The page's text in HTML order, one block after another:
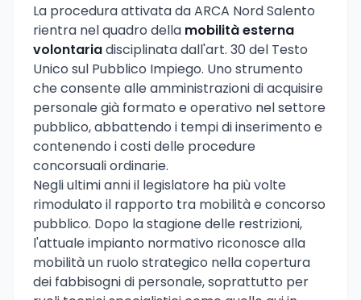
La procedura attivata da ARCA Nord Salento
rientra nel quadro della mobilità esterna
volontariadisciplinata dall'art. 30 del Testo
Unico sul Pubblico Impiego. Uno strumento
che consente alle amministrazioni di acquisire
personale già formato e operativo nel settore
pubblico, abbattendo i tempi di inserimento e
contenendo i costi delle procedure
concorsuali ordinarie.
Negli ultimi anni il legislatore ha più volte
rimodulato il rapporto tra mobilità e concorso
pubblico. Dopo la stagione delle restrizioni,
l'attuale impianto normativo riconosce alla
mobilità un ruolo strategico nella copertura
dei fabbisogni di personale, soprattutto per